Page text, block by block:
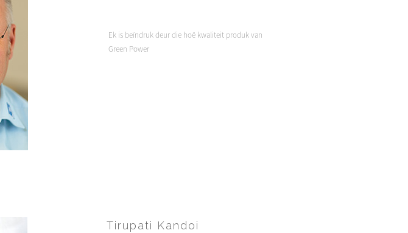
Ek is beïndruk deur die hoë kwaliteit produk van
Green Power
Tirupati Kandoi